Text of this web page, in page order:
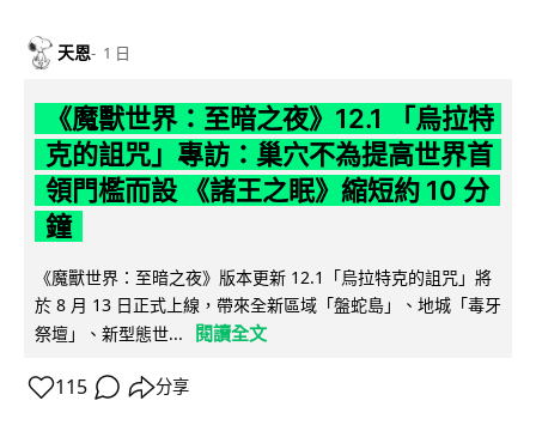
天恩 1 日
《魔獸世界：至暗之夜》12.1 「烏拉特
克的詛咒」專訪：巢穴不為提高世界首
領門檻而設 《諸王之眠》縮短約 10 分
鐘
《魔獸世界：至暗之夜》版本更新 12.1「烏拉特克的詛咒」將
於 8 月 13 日正式上線，帶來全新區域「盤蛇島」、地城「毒牙
祭壇」、新型態世...
閱讀全文
115 分享